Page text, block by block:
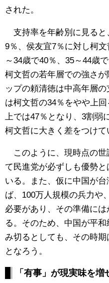
された。
支持率を年齢別に見ると
9％、侯友宜7％に対し柯
～34歳で40％、35～44歳
柯文哲の若年層での強さ
ップの頼清徳は中高年層
は柯文哲の34％をやや上
上では47％となり、3割
柯文哲に大きく差をつけて
このように、現時点の世
て民進党が必ずしも優勢
いる。また、仮に中国が
ば、100万人規模の兵力や
必要があり、その準備に
る。そのため、中国が平
み切るとしても、その時
となろう。
「有事」が現実味を